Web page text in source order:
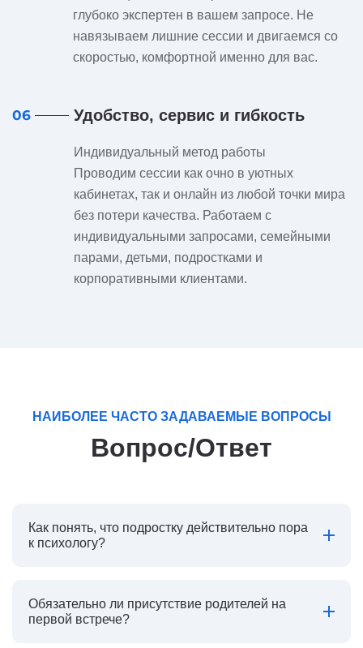
глубоко экспертен в вашем запросе. Не
навязываем лишние сессии и двигаемся со
скоростью, комфортной именно для вас.
06 Удобство, сервис и гибкость
Индивидуальный метод работы
Проводим сессии как очно в уютных
кабинетах, так и онлайн из любой точки мира
без потери качества. Работаем с
индивидуальными запросами, семейными
парами, детьми, подростками и
корпоративными клиентами.
НАИБОЛЕЕ ЧАСТО ЗАДАВАЕМЫЕ ВОПРОСЫ
Вопрос/Ответ
Как понять, что подростку действительно пора
к психологу?
Обязательно ли присутствие родителей на
первой встрече?